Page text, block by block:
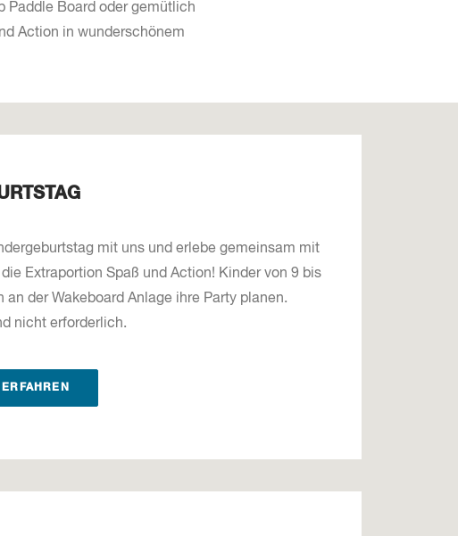
Paddle Board oder gemütlich
Action in wunderschönem
mit uns und erlebe gemeinsam mit
Extraportion Spaß und Action! Kinder von 9 bis
an der Wakeboard Anlage ihre Party planen.
nicht erforderlich.